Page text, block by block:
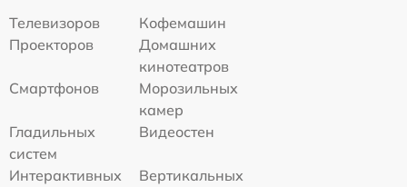
Телевизоров
Кофемашин
Проекторов
Домашних
кинотеатров
Смартфонов
Морозильных
камер
Гладильных
систем
Видеостен
Интерактивных
Вертикальных